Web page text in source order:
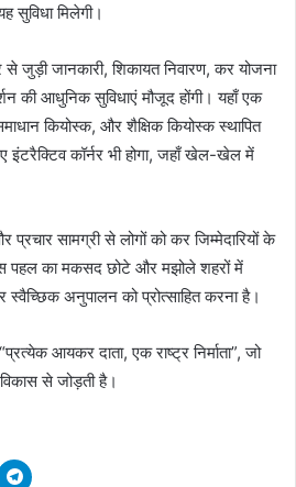
सुविधा मिलेगी।
जुड़ी जानकारी, शिकायत निवारण, कर योजना
की आधुनिक सुविधाएं मौजूद होंगी। यहाँ एक
कियोस्क, और शैक्षिक कियोस्क स्थापित
इंटरैक्टिव कॉर्नर भी होगा, जहाँ खेल-खेल में
सामग्री से लोगों को कर जिम्मेदारियों के
पहल का मकसद छोटे और मझोले शहरों में
अनुपालन को प्रोत्साहित करना है।
आयकर दाता, एक राष्ट्र निर्माता”, जो
से जोड़ती है।